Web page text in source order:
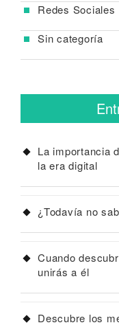
Redes Sociales
Sin categoría
La importancia
la era digital
¿Todavía no
Cuando
unirás a él
Descubre los